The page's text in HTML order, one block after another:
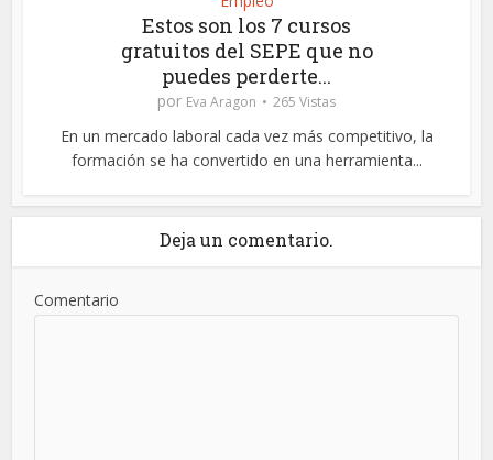
Estos son los 7 cursos
gratuitos del SEPE que no
puedes perderte...
por Eva Aragon 265 Vistas
En un mercado laboral cada vez más competitivo, la
formación se ha convertido en una herramienta...
Deja un comentario.
Comentario